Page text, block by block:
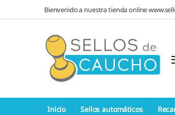
Saltar a la navegación
Saltar al contenidoBienvenido a nuestra tienda online
Inicio Sellos automáticos